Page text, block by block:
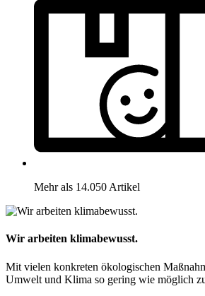
Mehr als 14.050 Artikel
Wir arbeiten klimabewusst.
Mit vielen konkreten ökologischen
Umwelt und Klima so gering wie möglich